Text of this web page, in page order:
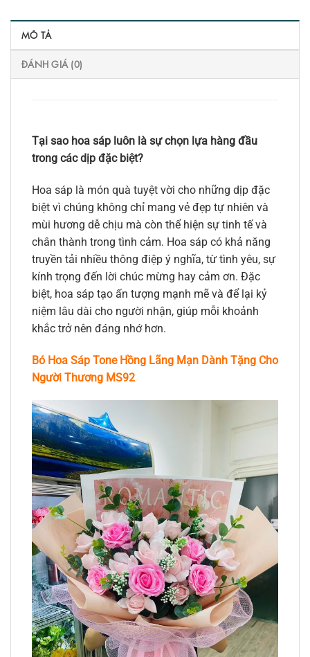
MÔ TẢ
ĐÁNH GIÁ (0)
Tại sao hoa sáp luôn là sự chọn lựa hàng đầu
trong các dịp đặc biệt?
Hoa sáp là món quà tuyệt vời cho những dịp đặc
biệt vì chúng không chỉ mang vẻ đẹp tự nhiên và
mùi hương dễ chịu mà còn thể hiện sự tinh tế và
chân thành trong tình cảm. Hoa sáp có khả năng
truyền tải nhiều thông điệp ý nghĩa, từ tình yêu, sự
kính trọng đến lời chúc mừng hay cảm ơn. Đặc
biệt, hoa sáp tạo ấn tượng mạnh mẽ và để lại kỷ
niệm lâu dài cho người nhận, giúp mỗi khoảnh
khắc trở nên đáng nhớ hơn.
Bó Hoa Sáp Tone Hồng Lãng Mạn Dành Tặng Cho
Người Thương MS92